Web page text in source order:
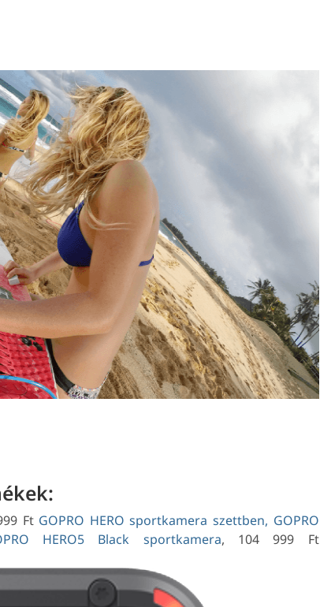
Ft GOPRO HERO sportkamera szettben, GOPRO
HERO5 Black sportkamera, 104 999 Ft